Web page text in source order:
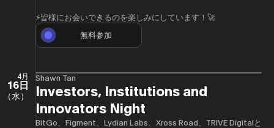
⚡️皆様にお会いできるのを楽しみにしています！🚀
無料参加
4月
16日
（水）
Shawn Tan
Investors, Institutions and
Innovators Night
BitGo、Figment、Lydian Labs、Xross Road、TRIVE Digitalと